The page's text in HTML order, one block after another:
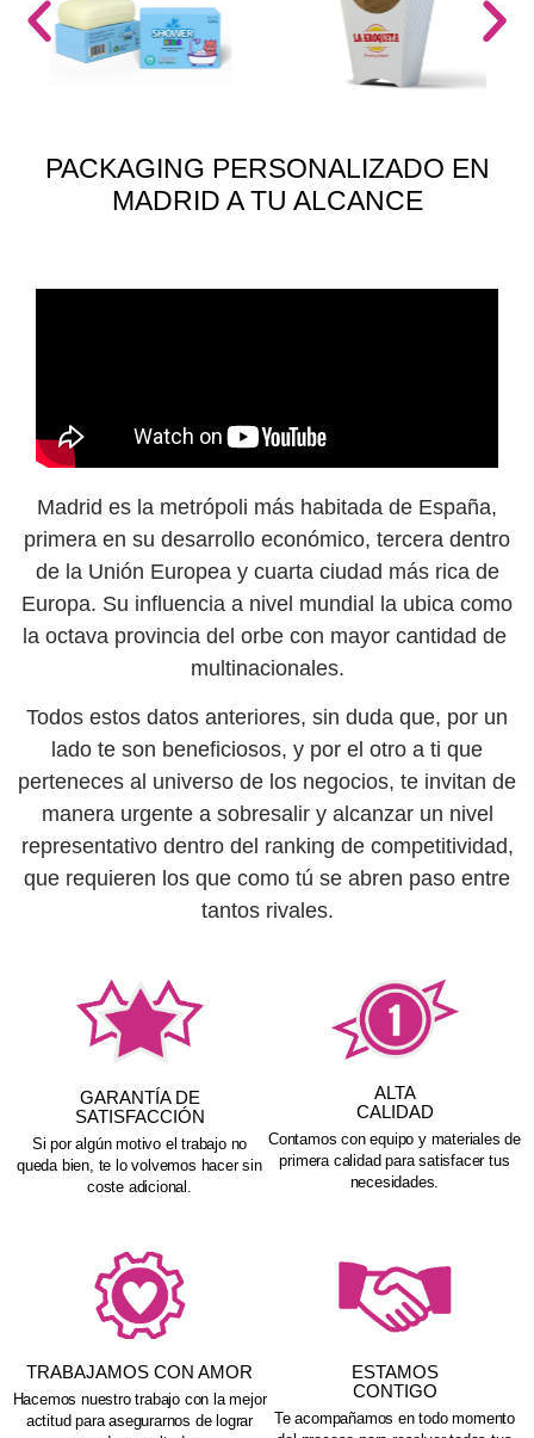
PACKAGING PERSONALIZADO EN
MADRID A TU ALCANCE
Madrid es la metrópoli más habitada de España,
primera en su desarrollo económico, tercera dentro
de la Unión Europea y cuarta ciudad más rica de
Europa. Su influencia a nivel mundial la ubica como
la octava provincia del orbe con mayor cantidad de
multinacionales.
Todos estos datos anteriores, sin duda que, por un
lado te son beneficiosos, y por el otro a ti que
perteneces al universo de los negocios, te invitan de
manera urgente a sobresalir y alcanzar un nivel
representativo dentro del ranking de competitividad,
que requieren los que como tú se abren paso entre
tantos rivales.
GARANTÍA DE
SATISFACCIÓN
Si por algún motivo el trabajo no
queda bien, te lo volvemos hacer sin
coste adicional.
ALTA
CALIDAD
Contamos con equipo y materiales de
primera calidad para satisfacer tus
necesidades.
TRABAJAMOS CON AMOR
Hacemos nuestro trabajo con la mejor
actitud para asegurarnos de lograr
ESTAMOS
CONTIGO
Te acompañamos en todo momento